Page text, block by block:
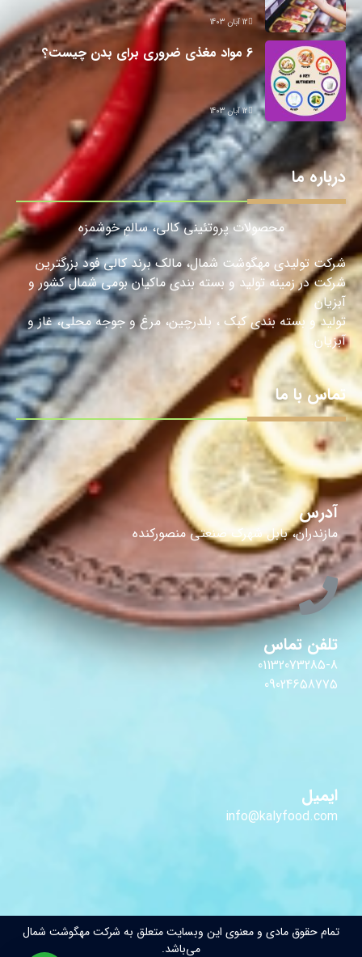
12 آبان 1403
6 مواد مغذی ضروری برای بدن چیست؟
12 آبان 1403
درباره ما
محصولات پروتئینی کالی، سالمِ خوشمزه
شرکت تولیدی مهگوشت شمال، مالک برند کالی فود بزرگترین
شرکت در زمینه تولید و بسته بندی ماکیان بومی شمال کشور و
آبزیان
تولید و بسته بندی کبک ، بلدرچین، مرغ و جوجه محلی، غاز و
آبزیان.
تماس با ما
آدرس
مازندران، بابل شهرک صنعتی منصورکنده
تلفن تماس
01132073285-8
09024658775
ایمیل
info@kalyfood.com
تمام حقوق مادی و معنوی این وبسایت متعلق به شرکت مهگوشت شمال
می‌باشد.